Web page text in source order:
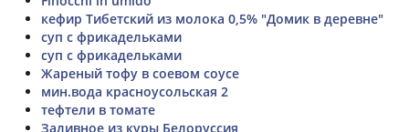
кефир Тибетский из молока 0,5% "Домик в деревне"
суп с фрикадельками
суп с фрикадельками
Жареный тофу в соевом соусе
мин.вода красноусольская 2
тефтели в томате
Заливное из куры Белоруссия